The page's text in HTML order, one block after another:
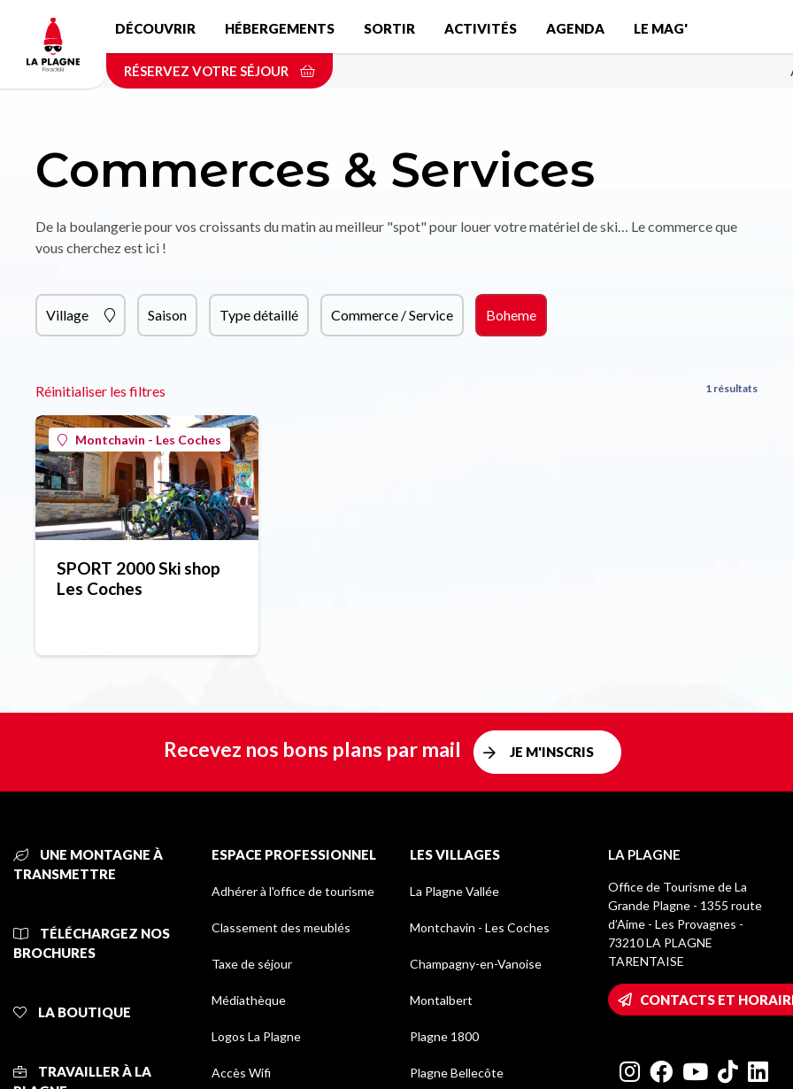
contenu
principal
DÉCOUVRIR HÉBERGEMENTS SORTIR ACTIVITÉS AGENDA LE MAG'
RÉSERVEZ VOTRE SÉJOUR
Commerces & Services
De la boulangerie pour vos croissants du matin au meilleur "spot" pour louer votre matériel de ski… Le commerce que
vous cherchez est ici !
Village Saison Type détaillé Commerce / Service Boheme
Réinitialiser les filtres 1 résultats
Montchavin - Les Coches
SPORT 2000 Ski shop
Les Coches
Recevez nos bons plans par mail JE M'INSCRIS
UNE MONTAGNE À
TRANSMETTRE
TÉLÉCHARGEZ NOS
BROCHURES
LA BOUTIQUE
TRAVAILLER À LA
ESPACE PROFESSIONNEL
Adhérer à l'office de tourisme
Classement des meublés
Taxe de séjour
Médiathèque
Logos La Plagne
Accès Wifi
LES VILLAGES
La Plagne Vallée
Montchavin - Les Coches
Champagny-en-Vanoise
Montalbert
Plagne 1800
Plagne Bellecôte
LA PLAGNE
Office de Tourisme de La
Grande Plagne - 1355 route
d’Aime - Les Provagnes -
73210 LA PLAGNE
TARENTAISE
CONTACTS ET